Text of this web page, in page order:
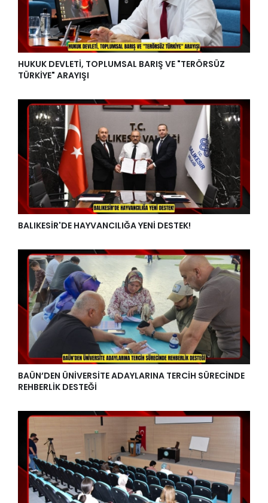
HUKUK DEVLETİ, TOPLUMSAL BARIŞ VE "TERÖRSÜZ
TÜRKİYE" ARAYIŞI
BALIKESİR'DE HAYVANCILIĞA YENİ DESTEK!
BAÜN’DEN ÜNİVERSİTE ADAYLARINA TERCİH SÜRECİNDE
REHBERLİK DESTEĞİ